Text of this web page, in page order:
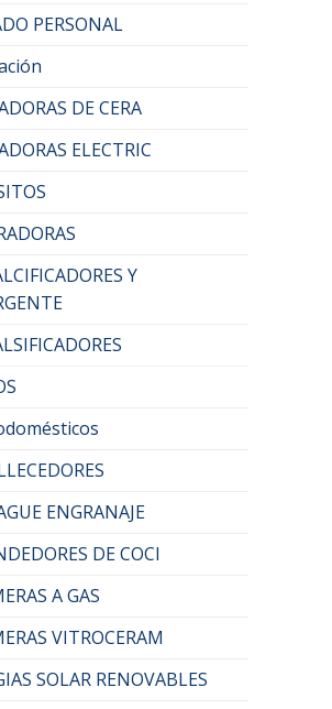
PERSONAL
DE CERA
ELECTRIC
Y
ENGRANAJE
DE COCI
A GAS
VITROCERAM
SOLAR RENOVABLES